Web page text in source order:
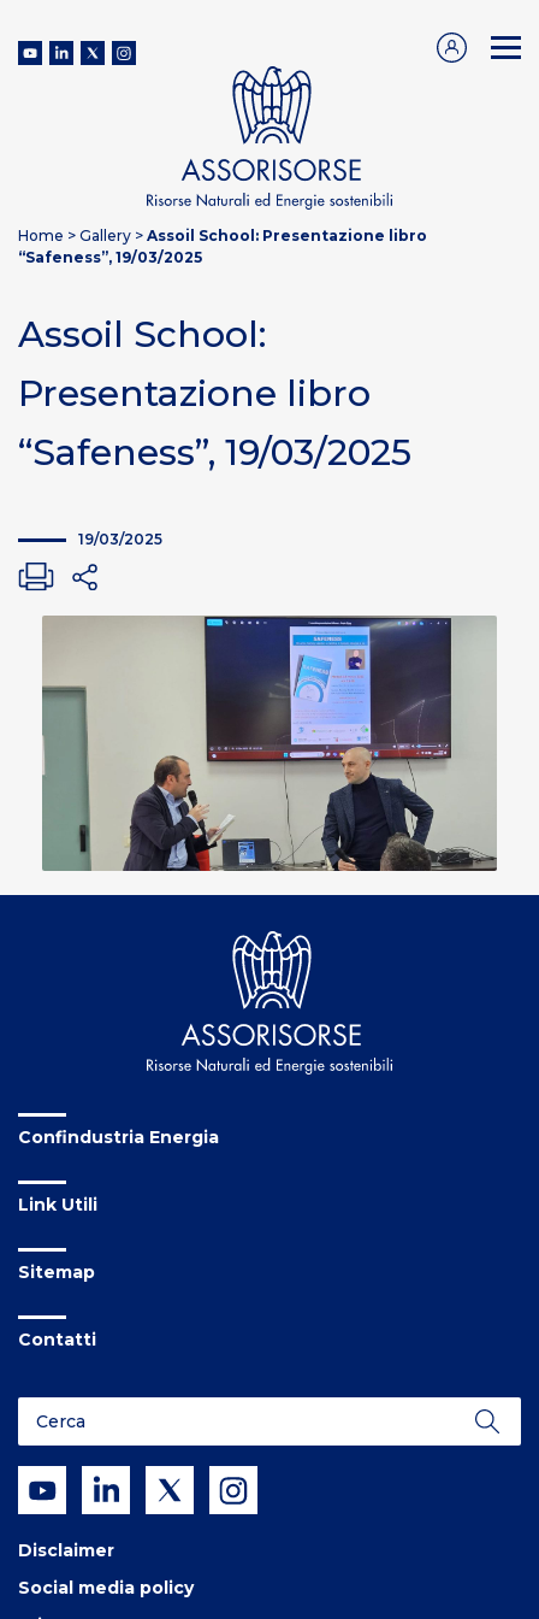
Home > Gallery > Assoil School: Presentazione libro
“Safeness”, 19/03/2025
Assoil School:
Presentazione libro
“Safeness”, 19/03/2025
19/03/2025
Confindustria Energia
Link Utili
Sitemap
Contatti
Disclaimer
Social media policy